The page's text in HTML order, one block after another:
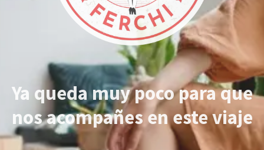
Ya queda muy poco para que
nos acompañes en este viaje